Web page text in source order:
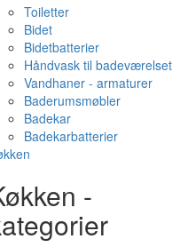
Toiletter
Bidet
Bidetbatterier
Håndvask til badeværelset
Vandhaner - armaturer
Baderumsmøbler
Badekar
Badekarbatterier
-